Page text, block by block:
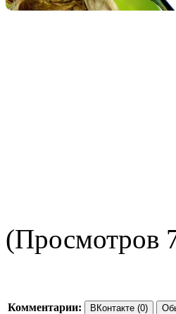
(Просмотров
Комментарии: ВКонтакте (0)